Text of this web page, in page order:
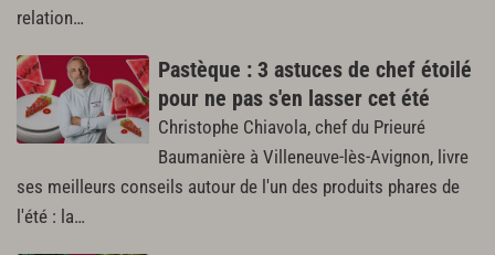
relation…
Pastèque : 3 astuces de chef étoilé
pour ne pas s'en lasser cet été
Christophe Chiavola, chef du Prieuré
Baumanière à Villeneuve-lès-Avignon, livre
ses meilleurs conseils autour de l'un des produits phares de
l'été : la…